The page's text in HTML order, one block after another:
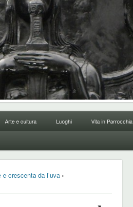
Arte e cultura Luoghi Vita in Parrocchia
crescenta da l’uva›